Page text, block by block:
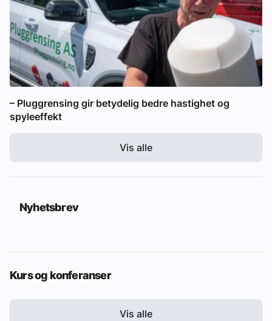
– Pluggrensing gir betydelig bedre hastighet og
spyleeffekt
Vis alle
Nyhetsbrev
Kurs og konferanser
Vis alle